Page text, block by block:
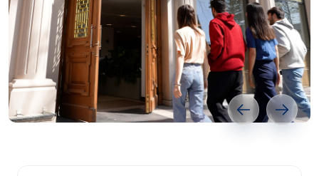
Önceki slayt